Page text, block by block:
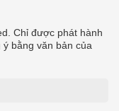
Chỉ được phát hành
bằng văn bản của